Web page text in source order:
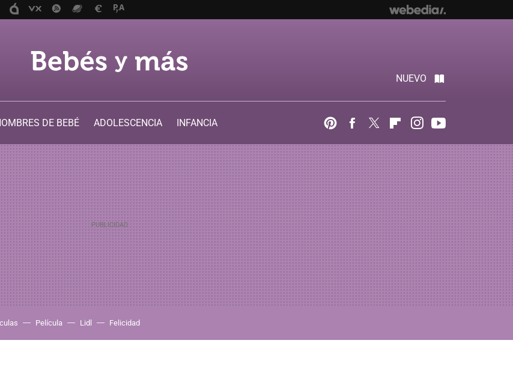
NUEVO
DE BEBÉ ADOLESCENCIA
INFANCIA
PinterestFacebook
Twitter FlipboardInstagram
Película Lidl Felicidad